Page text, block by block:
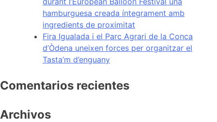
hamburguesa creada íntegrament amb
ingredients de proximitat
Fira Igualada i el Parc Agrari de la Conca
d’Òdena uneixen forces per organitzar el
Tasta’m d’enguany
Comentarios recientes
Archivos